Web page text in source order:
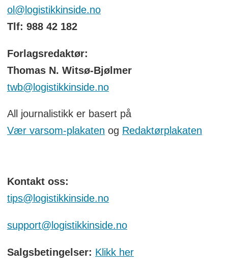
ol@logistikkinside.no
Tlf: 988 42 182
Forlagsredaktør:
Thomas N. Witsø-Bjølmer
twb@logistikkinside.no
All journalistikk er basert på
Vær varsom-plakaten og Redaktørplakaten
Kontakt oss:
tips@logistikkinside.no
support@logistikkinside.no
Salgsbetingelser: Klikk her